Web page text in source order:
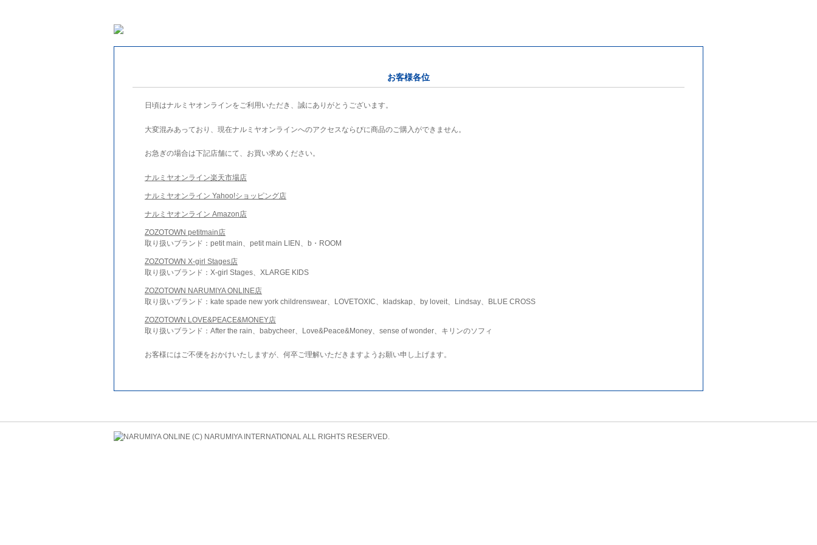
お客様各位
日頃はナルミヤオンラインをご利用いただき、誠にありがとうございます。
大変混みあっており、現在ナルミヤオンラインへのアクセスならびに商品のご購入ができません。
お急ぎの場合は下記店舗にて、お買い求めください。
ナルミヤオンライン楽天市場店
ナルミヤオンライン Yahoo!ショッピング店
ナルミヤオンライン Amazon店
ZOZOTOWN petitmain店
取り扱いブランド：petit main、petit main LIEN、b・ROOM
ZOZOTOWN X-girl Stages店
取り扱いブランド：X-girl Stages、XLARGE KIDS
ZOZOTOWN NARUMIYA ONLINE店
取り扱いブランド：kate spade new york childrenswear、LOVETOXIC、kladskap、by loveit、Lindsay、BLUE CROSS
ZOZOTOWN LOVE&PEACE&MONEY店
取り扱いブランド：After the rain、babycheer、Love&Peace&Money、sense of wonder、キリンのソフィ
お客様にはご不便をおかけいたしますが、何卒ご理解いただきますようお願い申し上げます。